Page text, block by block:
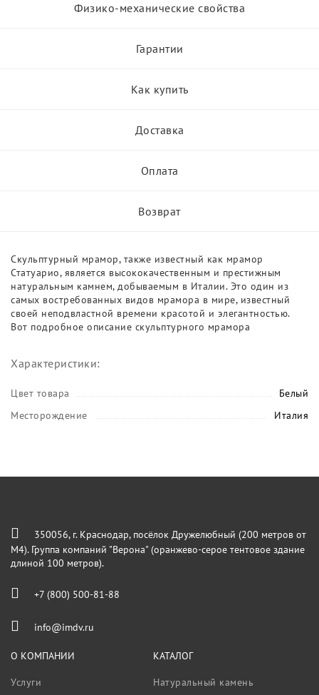
Физико-механические свойства
Гарантии
Как купить
Доставка
Оплата
Возврат
Скульптурный мрамор, также известный как мрамор
Статуарио, является высококачественным и престижным
натуральным камнем, добываемым в Италии. Это один из
самых востребованных видов мрамора в мире, известный
своей неподвластной времени красотой и элегантностью.
Вот подробное описание скульптурного мрамора
Характеристики:
Цвет товара
Белый
Месторождение
Италия
350056, г. Краснодар, посёлок Дружелюбный (200 метров от
М4). Группа компаний "Верона" (оранжево-серое тентовое здание
длиной 100 метров).
+7 (800) 500-81-88
info@imdv.ru
О КОМПАНИИ
Услуги
КАТАЛОГ
Натуральный камень